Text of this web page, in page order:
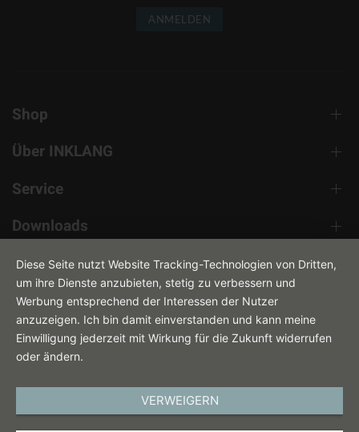
ANMELDEN
Shop
Über INKLANG
Service
Downloads
Kontakt
Diese Seite nutzt Website Tracking-Technologien von Dritten,
um ihre Dienste anzubieten, stetig zu verbessern und
Werbung entsprechend der Interessen der Nutzer
anzuzeigen. Ich bin damit einverstanden und kann meine
Einwilligung jederzeit mit Wirkung für die Zukunft widerrufen
oder ändern.
VERWEIGERN